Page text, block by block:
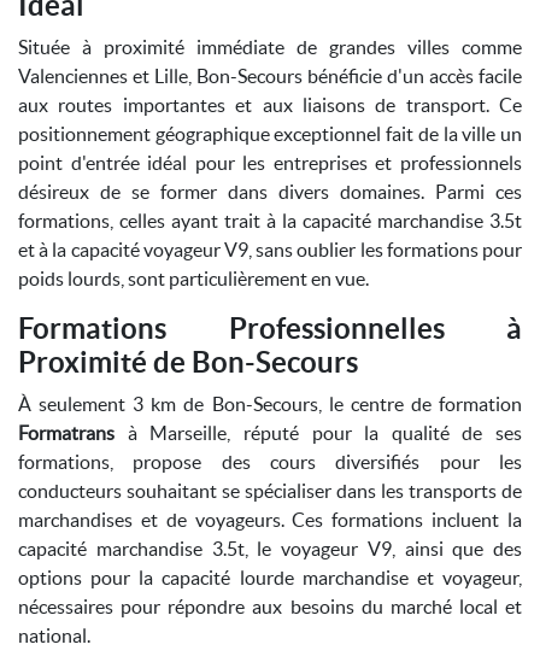
Située à proximité immédiate de grandes villes comme
Valenciennes et Lille, Bon-Secours bénéficie d'un accès facile
aux routes importantes et aux liaisons de transport. Ce
positionnement géographique exceptionnel fait de la ville un
point d'entrée idéal pour les entreprises et professionnels
désireux de se former dans divers domaines. Parmi ces
formations, celles ayant trait à la capacité marchandise 3.5t
et à la capacité voyageur V9, sans oublier les formations pour
poids lourds, sont particulièrement en vue.
Formations Professionnelles à
Proximité de Bon-Secours
À seulement 3 km de Bon-Secours, le centre de formation
Formatrans à Marseille, réputé pour la qualité de ses
formations, propose des cours diversifiés pour les
conducteurs souhaitant se spécialiser dans les transports de
marchandises et de voyageurs. Ces formations incluent la
capacité marchandise 3.5t, le voyageur V9, ainsi que des
options pour la capacité lourde marchandise et voyageur,
nécessaires pour répondre aux besoins du marché local et
national.